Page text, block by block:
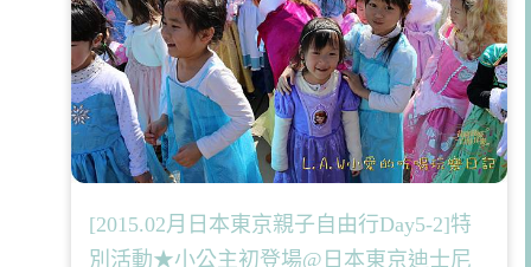
[2015.02月日本東京親子自由行Day5-2]特
別活動★小公主初登場@日本東京迪士尼